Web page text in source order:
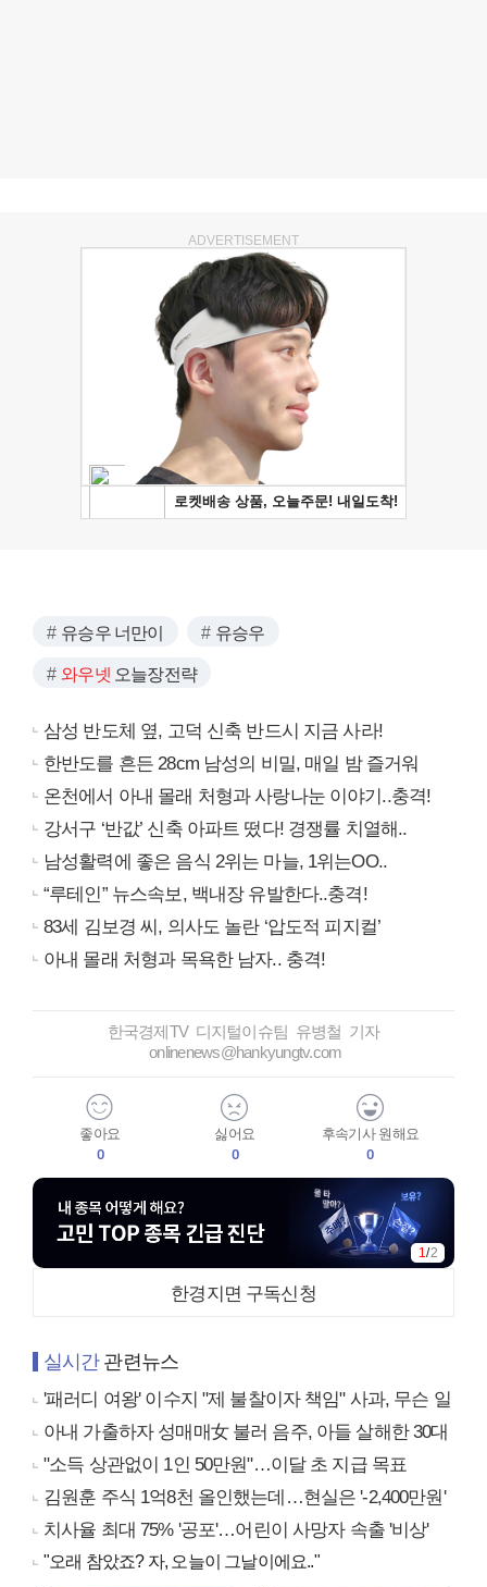
ADVERTISEMENT
유승우 너만이 유승우
와우넷 오늘장전략
삼성 반도체 옆, 고덕 신축 반드시 지금 사라!
한반도를 흔든 28cm 남성의 비밀, 매일 밤 즐거워
온천에서 아내 몰래 처형과 사랑나눈 이야기..충격!
강서구 ‘반값’ 신축 아파트 떴다! 경쟁률 치열해..
남성활력에 좋은 음식 2위는 마늘, 1위는OO..
“루테인” 뉴스속보, 백내장 유발한다..충격!
83세 김보경 씨, 의사도 놀란 ‘압도적 피지컬’
아내 몰래 처형과 목욕한 남자.. 충격!
한국경제TV 디지털이슈팀 유병철 기자
onlinenews@hankyungtv.com
좋아요
0
싫어요
0
후속기사 원해요
0
1/2
한경지면 구독신청
실시간관련뉴스
'패러디 여왕' 이수지 "제 불찰이자 책임" 사과, 무슨 일
아내 가출하자 성매매女 불러 음주, 아들 살해한 30대
"소득 상관없이 1인 50만원"…이달 초 지급 목표
김원훈 주식 1억8천 올인했는데…현실은 '-2,400만원'
치사율 최대 75% '공포'…어린이 사망자 속출 '비상'
"오래 참았죠? 자, 오늘이 그날이에요.."